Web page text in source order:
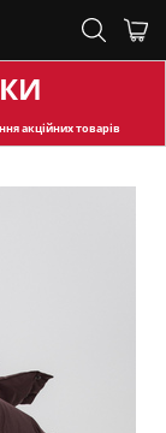
акційних товарів